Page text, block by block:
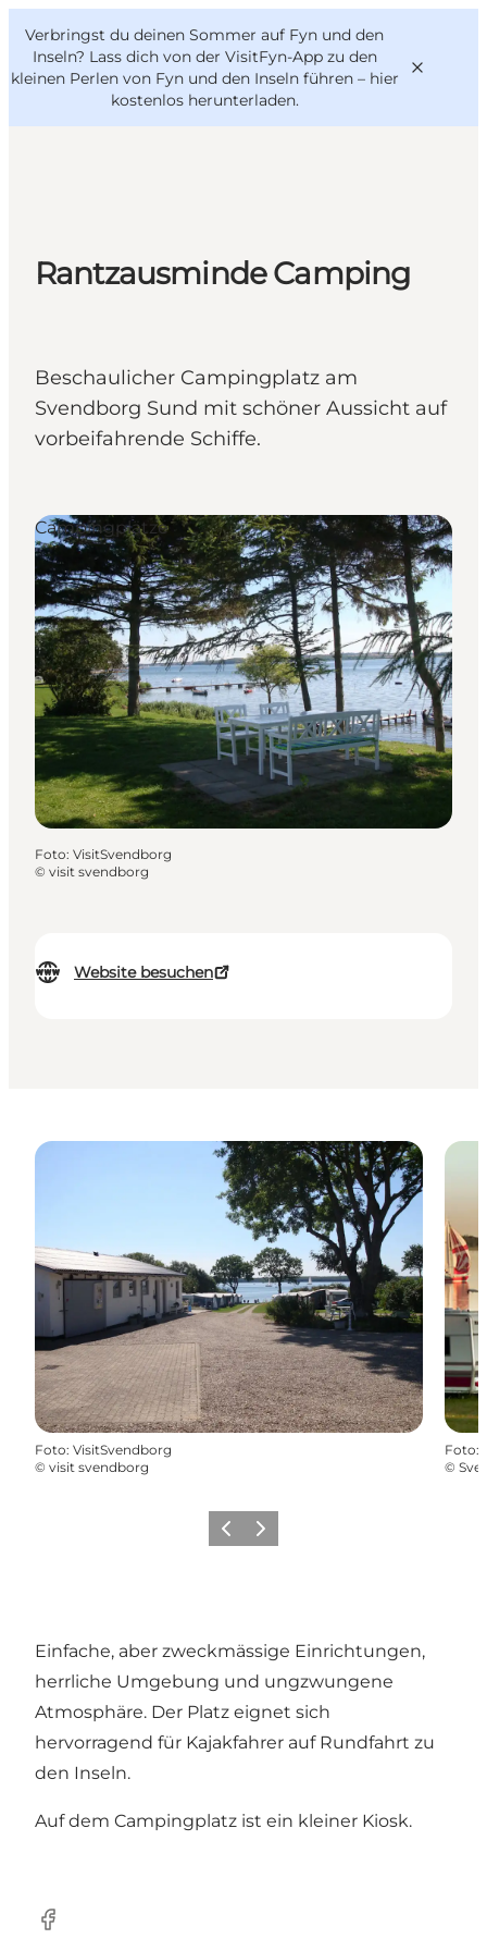
Verbringst du deinen Sommer auf Fyn und den
Inseln? Lass dich von der VisitFyn-App zu den
kleinen Perlen von Fyn und den Inseln führen – hier
kostenlos herunterladen.
Outdoor & bike
VisitFyn
Deutsch
Rantzausminde Camping
Beschaulicher Campingplatz am
Svendborg Sund mit schöner Aussicht auf
vorbeifahrende Schiffe.
Website besuchen
Campingplätze
Foto: VisitSvendborg
© visit svendborg
Foto: VisitSvendborg
© visit svendborg
Foto:
©
ZurückWeiter
Einfache, aber zweckmässige Einrichtungen,
herrliche Umgebung und ungzwungene
Atmosphäre. Der Platz eignet sich
hervorragend für Kajakfahrer auf Rundfahrt zu
den Inseln.
Auf dem Campingplatz ist ein kleiner Kiosk.
Facebook